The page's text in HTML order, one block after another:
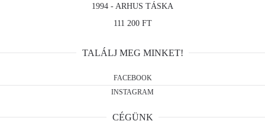
1994 - ARHUS TÁSKA
111 200 FT
TALÁLJ MEG MINKET!
FACEBOOK
INSTAGRAM
CÉGÜNK